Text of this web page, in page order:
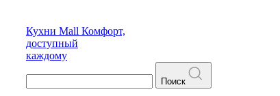
Кухни Mall Комфорт,
доступный
каждому
Поиск